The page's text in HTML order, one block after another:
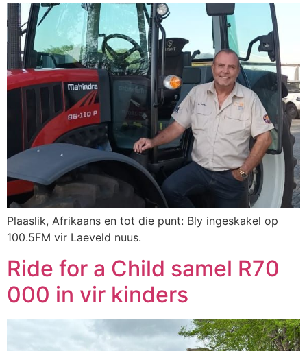
Plaaslik, Afrikaans en tot die punt: Bly ingeskakel op
100.5FM vir Laeveld nuus.
Ride for a Child samel R70
000 in vir kinders